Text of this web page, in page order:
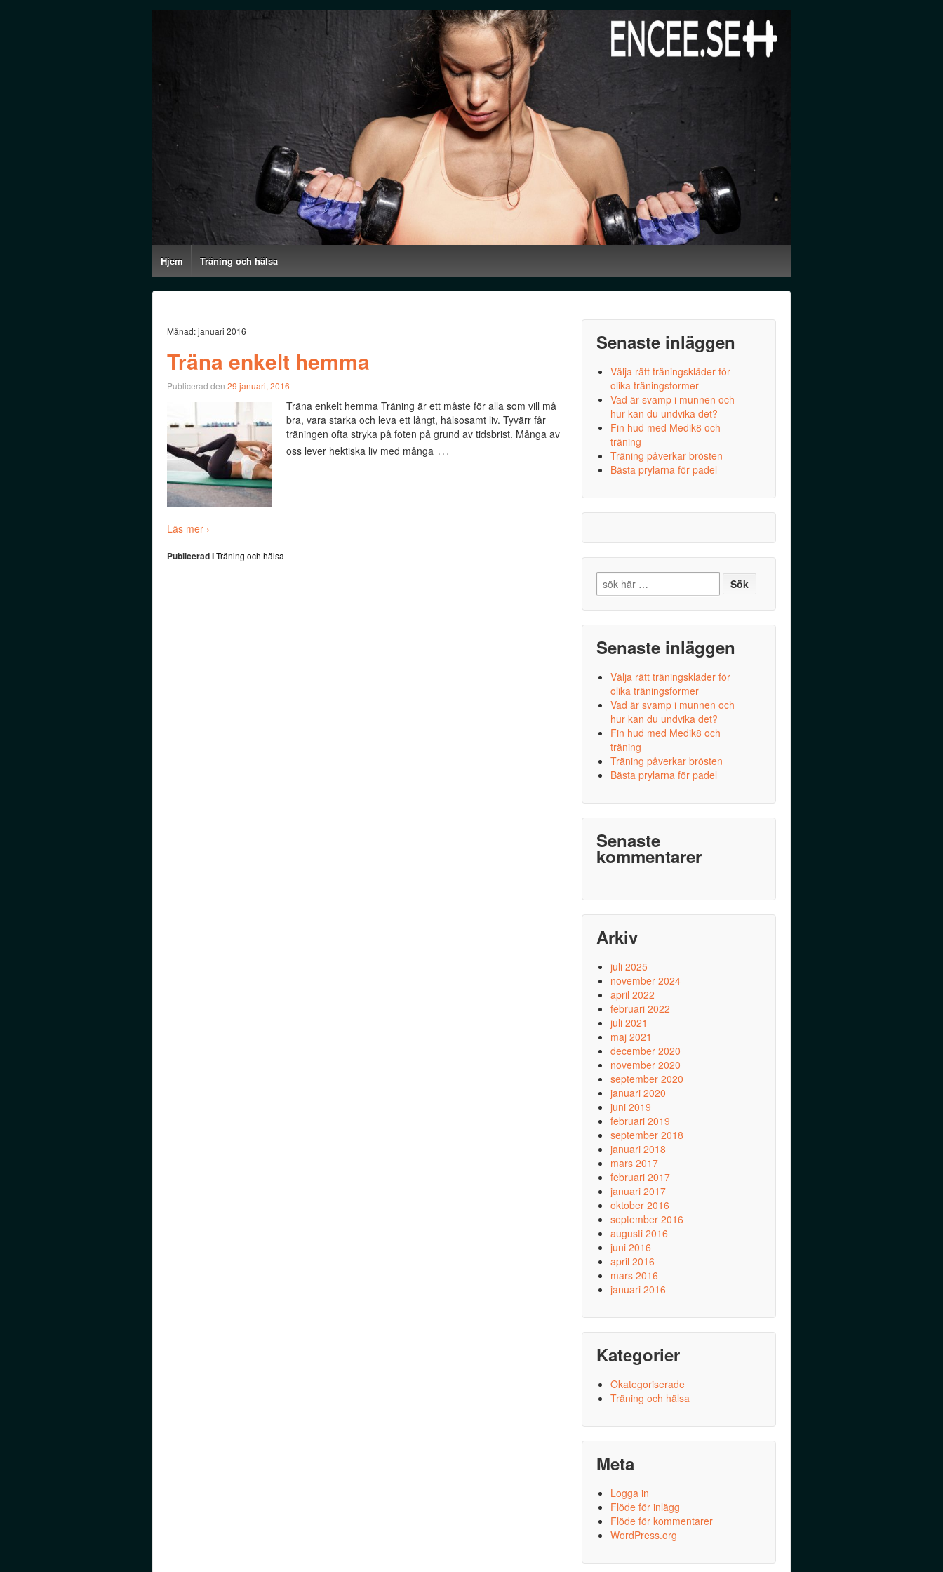
Hjem Träning och hälsa
Månad:januari 2016
Träna enkelt hemma
Publicerad den 29 januari, 2016
Träna enkelt hemma Träning är ett måste för alla som vill må
bra, vara starka och leva ett långt, hälsosamt liv. Tyvärr får
träningen ofta stryka på foten på grund av tidsbrist. Många av
oss lever hektiska liv med många …
Läs mer ›
Publicerad iTräning och hälsa
Senaste inläggen
Välja rätt träningskläder för
olika träningsformer
Vad är svamp i munnen och
hur kan du undvika det?
Fin hud med Medik8 och
träning
Träning påverkar brösten
Bästa prylarna för padel
Search
for:
Senaste inläggen
Välja rätt träningskläder för
olika träningsformer
Vad är svamp i munnen och
hur kan du undvika det?
Fin hud med Medik8 och
träning
Träning påverkar brösten
Bästa prylarna för padel
Senaste
kommentarer
Arkiv
juli 2025
november 2024
april 2022
februari 2022
juli 2021
maj 2021
december 2020
november 2020
september 2020
januari 2020
juni 2019
februari 2019
september 2018
januari 2018
mars 2017
februari 2017
januari 2017
oktober 2016
september 2016
augusti 2016
juni 2016
april 2016
mars 2016
januari 2016
Kategorier
Okategoriserade
Träning och hälsa
Meta
Logga in
Flöde för inlägg
Flöde för kommentarer
WordPress.org